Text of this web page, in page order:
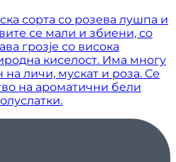
сорта со розева лушпа и
се мали и збиени, со
грозје со висока
киселост. Има многу
личи, мускат и роза. Се
на ароматични бели